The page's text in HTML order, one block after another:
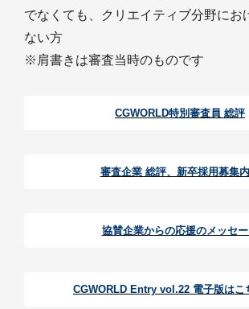
でなくても、クリエイティブ分野にお
ない方
※肩書きは審査当時のものです
CGWORLD特別審査員 総評
審査企業 総評、新卒採用募集
協賛企業からの応援のメッセ
CGWORLD Entry vol.22 電子版はこ